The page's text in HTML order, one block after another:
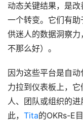
动态关键结果，是
一个转变。它们有
供迷人的数据洞察
不那么好）。
因为这些平台是自
力拉到仪表板上，
人、团队或组织的
此， Tita的OKRs-E